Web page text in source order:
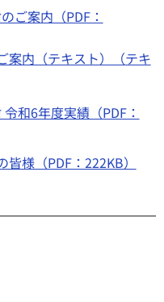
ご案内（PDF：
案内（テキスト）（テキ
和6年度実績（PDF：
様（PDF：222KB）